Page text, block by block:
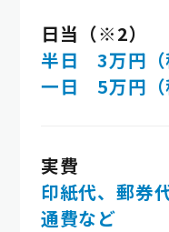
日当（※2）
半日 3万円（
一日 5万円（
実費
印紙代、郵券
通費など